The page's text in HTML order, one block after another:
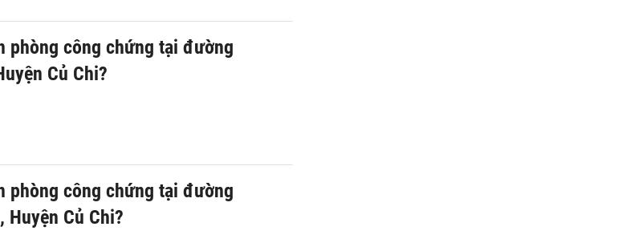
phòng công chứng tại đường
Củ Chi?
phòng công chứng tại đường
Huyện Củ Chi?